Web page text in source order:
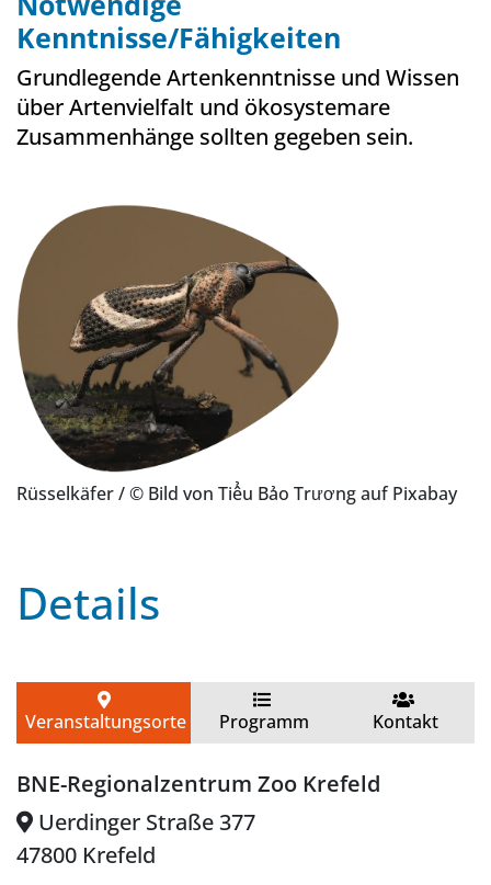
Kenntnisse/Fähigkeiten
Grundlegende Artenkenntnisse und Wissen
über Artenvielfalt und ökosystemare
Zusammenhänge sollten gegeben sein.
Rüsselkäfer/ © Bild von Tiểu Bảo Trương auf Pixabay
Details
Veranstaltungsorte Programm Kontakt
BNE-Regionalzentrum Zoo Krefeld
Uerdinger Straße 377
47800 Krefeld